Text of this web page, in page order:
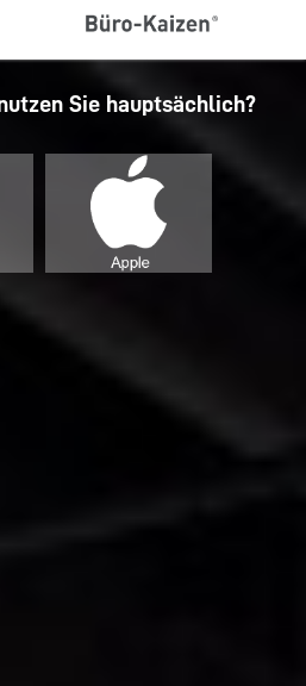
Sie hauptsächlich?